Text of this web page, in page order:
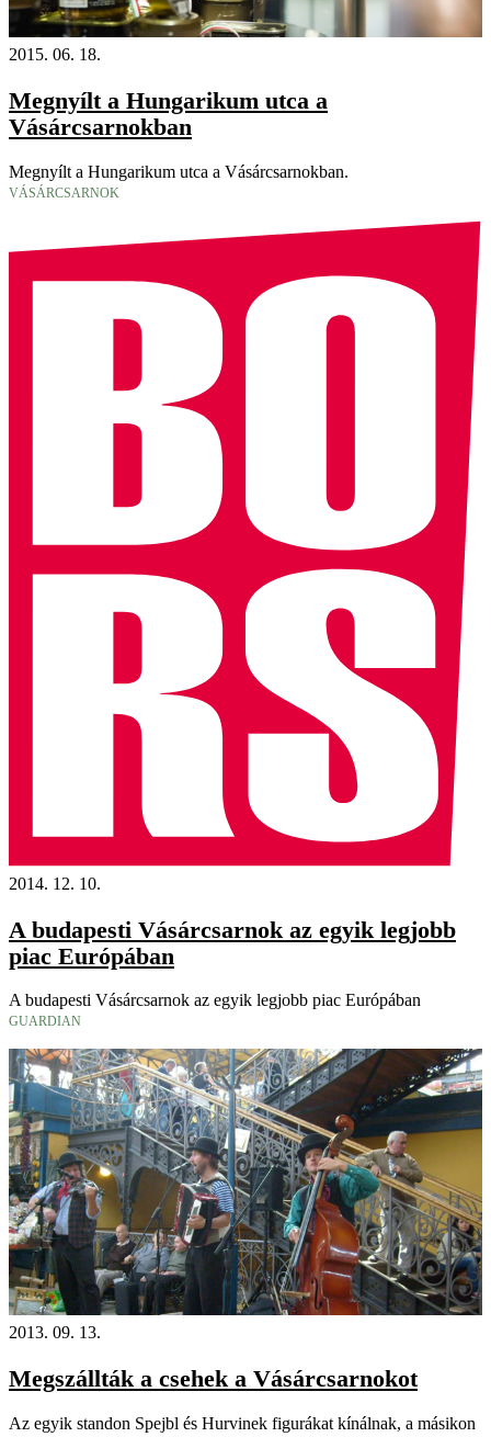
2015. 06. 18.
Megnyílt a Hungarikum utca a
Vásárcsarnokban
Megnyílt a Hungarikum utca a Vásárcsarnokban.
VÁSÁRCSARNOK
2014. 12. 10.
A budapesti Vásárcsarnok az egyik legjobb
piac Európában
A budapesti Vásárcsarnok az egyik legjobb piac Európában
GUARDIAN
2013. 09. 13.
Megszállták a csehek a Vásárcsarnokot
Az egyik standon Spejbl és Hurvinek figurákat kínálnak, a másikon